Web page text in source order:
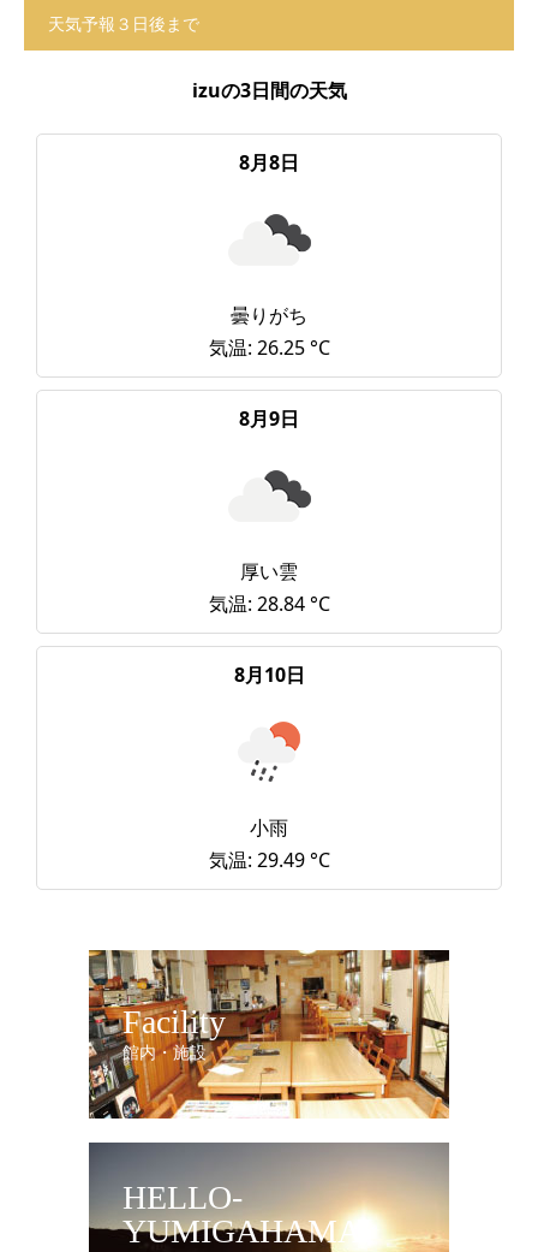
天気予報３日後まで
izuの3日間の天気
8月8日
曇りがち
気温: 26.25 °C
8月9日
厚い雲
気温: 28.84 °C
8月10日
小雨
気温: 29.49 °C
Facility
館内・施設
HELLO-
YUMIGAHAMA